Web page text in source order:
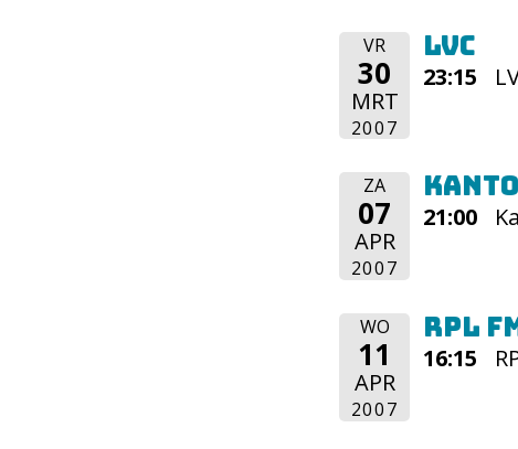
VR
30
MRT
2007
LVC
23:15
ZA
07
APR
2007
21:00
WO
11
APR
2007
RPL
16:15